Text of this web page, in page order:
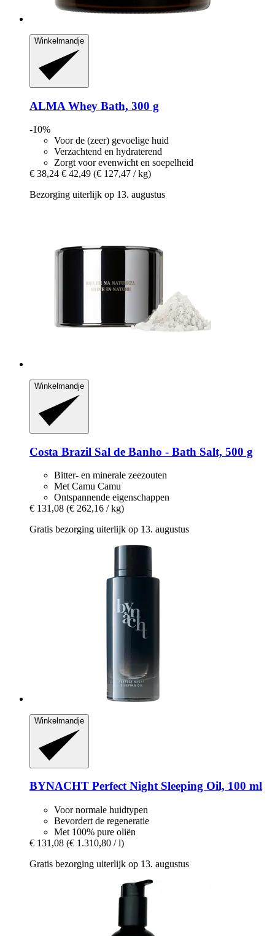
Winkelmandje
ALMA Whey Bath, 300 g
-10%
Voor de (zeer) gevoelige huid
Verzachtend en hydraterend
Zorgt voor evenwicht en soepelheid
€ 38,24 € 42,49 (€ 127,47 / kg)
Bezorging uiterlijk op 13. augustus
Winkelmandje
Costa Brazil Sal de Banho -​ Bath Salt, 500 g
Bitter- en minerale zeezouten
Met Camu Camu
Ontspannende eigenschappen
€ 131,08 (€ 262,16 / kg)
Gratis bezorging uiterlijk op 13. augustus
Winkelmandje
BYNACHT Perfect Night Sleeping Oil, 100 ml
Voor normale huidtypen
Bevordert de regeneratie
Met 100% pure oliën
€ 131,08 (€ 1.310,80 / l)
Gratis bezorging uiterlijk op 13. augustus